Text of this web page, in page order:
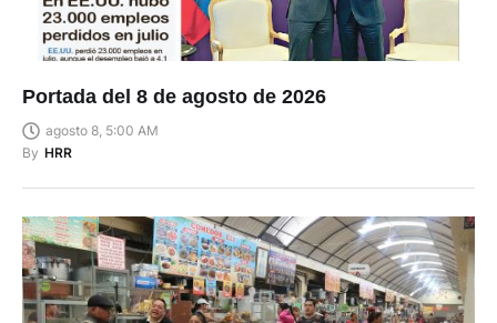
Portada del 8 de agosto de 2026
agosto 8, 5:00 AM
By HRR